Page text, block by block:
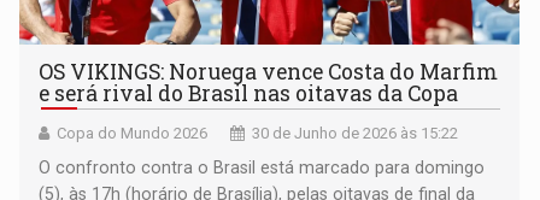
OS VIKINGS: Noruega vence Costa do Marfim
e será rival do Brasil nas oitavas da Copa
Copa do Mundo 2026 30 de Junho de 2026 às 15:22
O confronto contra o Brasil está marcado para domingo
(5), às 17h (horário de Brasília), pelas oitavas de final da